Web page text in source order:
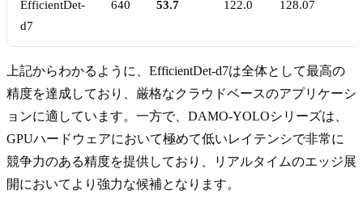
EfficientDet-
d7
640 53.7 122.0 128.07
上記からわかるように、EfficientDet-d7は全体として最高の
精度を達成しており、厳格なクラウドベースのアプリケーシ
ョンに適しています。一方で、DAMO-YOLOシリーズは、
GPUハードウェアにおいて極めて低いレイテンシで非常に
競争力のある精度を提供しており、リアルタイムのエッジ展
開においてより強力な候補となります。